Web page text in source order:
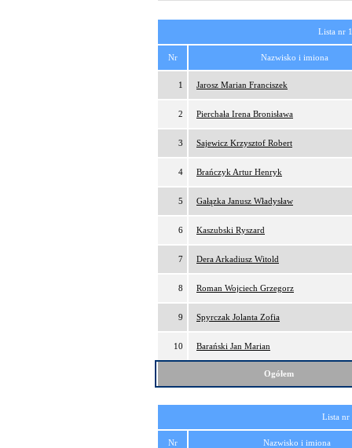
Lista nr
Nr Nazwisko i imiona
1 Jarosz Marian Franciszek
2 Pierchała Irena Bronisława
3 Sajewicz Krzysztof Robert
4 Brańczyk Artur Henryk
5 Gałązka Janusz Władysław
6 Kaszubski Ryszard
7 Dera Arkadiusz Witold
8 Roman Wojciech Grzegorz
9 Spyrczak Jolanta Zofia
10 Barański Jan Marian
Ogółem
Lista
Nr Nazwisko i imiona